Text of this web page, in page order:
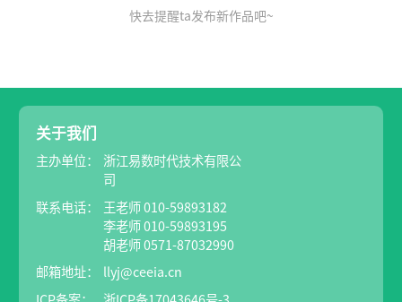
快去提醒ta发布新作品吧~
关于我们
主办单位：
浙江易数时代技术有限公
司
联系电话：
王老师 010-59893182
李老师 010-59893195
胡老师 0571-87032990
邮箱地址： llyj@ceeia.cn